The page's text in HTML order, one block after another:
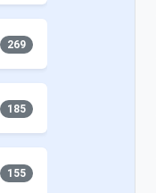
269
185
155